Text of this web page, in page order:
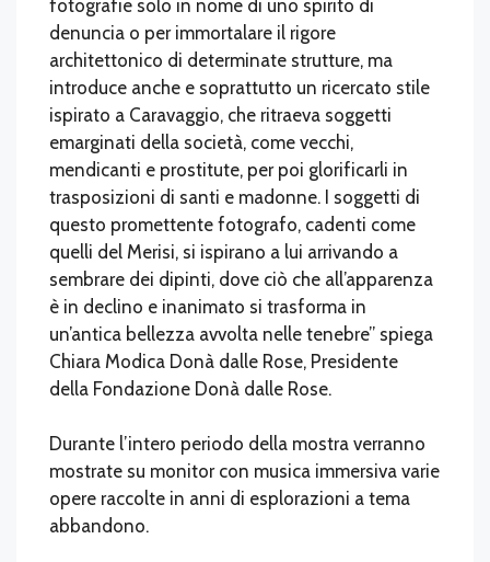
fotografie solo in nome di uno spirito di
denuncia o per immortalare il rigore
architettonico di determinate strutture, ma
introduce anche e soprattutto un ricercato stile
ispirato a Caravaggio, che ritraeva soggetti
emarginati della società, come vecchi,
mendicanti e prostitute, per poi glorificarli in
trasposizioni di santi e madonne. I soggetti di
questo promettente fotografo, cadenti come
quelli del Merisi, si ispirano a lui arrivando a
sembrare dei dipinti, dove ciò che all’apparenza
è in declino e inanimato si trasforma in
un’antica bellezza avvolta nelle tenebre” spiega
Chiara Modica Donà dalle Rose, Presidente
della Fondazione Donà dalle Rose.
Durante l’intero periodo della mostra verranno
mostrate su monitor con musica immersiva varie
opere raccolte in anni di esplorazioni a tema
abbandono.